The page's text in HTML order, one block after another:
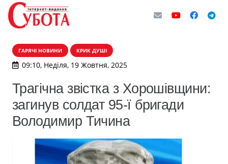
ГАРЯЧІ НОВИНИ КРИК ДУШІ
09:10, Неділя, 19 Жовтня, 2025
Трагічна звістка з Хорошівщини:
загинув солдат 95-ї бригади
Володимир Тичина